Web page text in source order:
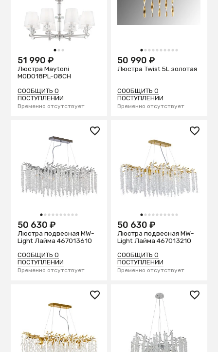
1 2 3
51 990 ₽
Люстра Maytoni
MOD018PL-08CH
СООБЩИТЬ О
ПОСТУПЛЕНИИ
Временно отсутствует
1 2 3 4 5 6 7 8 9 10
50 990 ₽
Люстра Twist 5L золотая
СООБЩИТЬ О
ПОСТУПЛЕНИИ
Временно отсутствует
1 2 3 4 5 6 7 8 9 10
50 630 ₽
Люстра подвесная MW-
Light Лайма 467013610
СООБЩИТЬ О
ПОСТУПЛЕНИИ
Временно отсутствует
1 2 3 4 5 6 7 8 9 10
50 630 ₽
Люстра подвесная MW-
Light Лайма 467013210
СООБЩИТЬ О
ПОСТУПЛЕНИИ
Временно отсутствует